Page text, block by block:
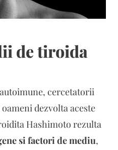
de tiroida
cercetatorii
dezvolta aceste
Hashimoto rezulta
si factori de mediu,